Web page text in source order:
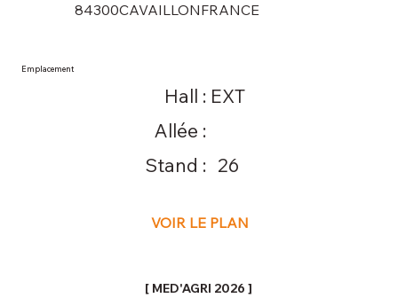
84300CAVAILLONFRANCE
Hall :
Allée :
Stand :
EXT
26
VOIR LE PLAN
Emplacement
[ MED'AGRI 2026 ]